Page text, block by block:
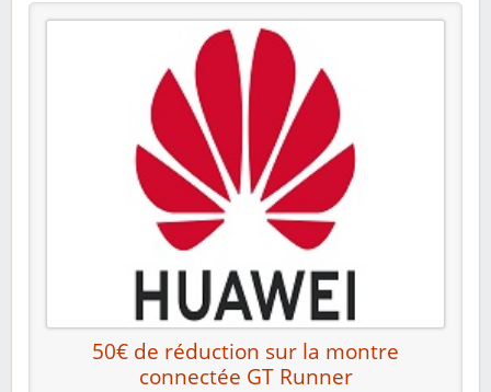
50€ de réduction sur la montre
connectée GT Runner